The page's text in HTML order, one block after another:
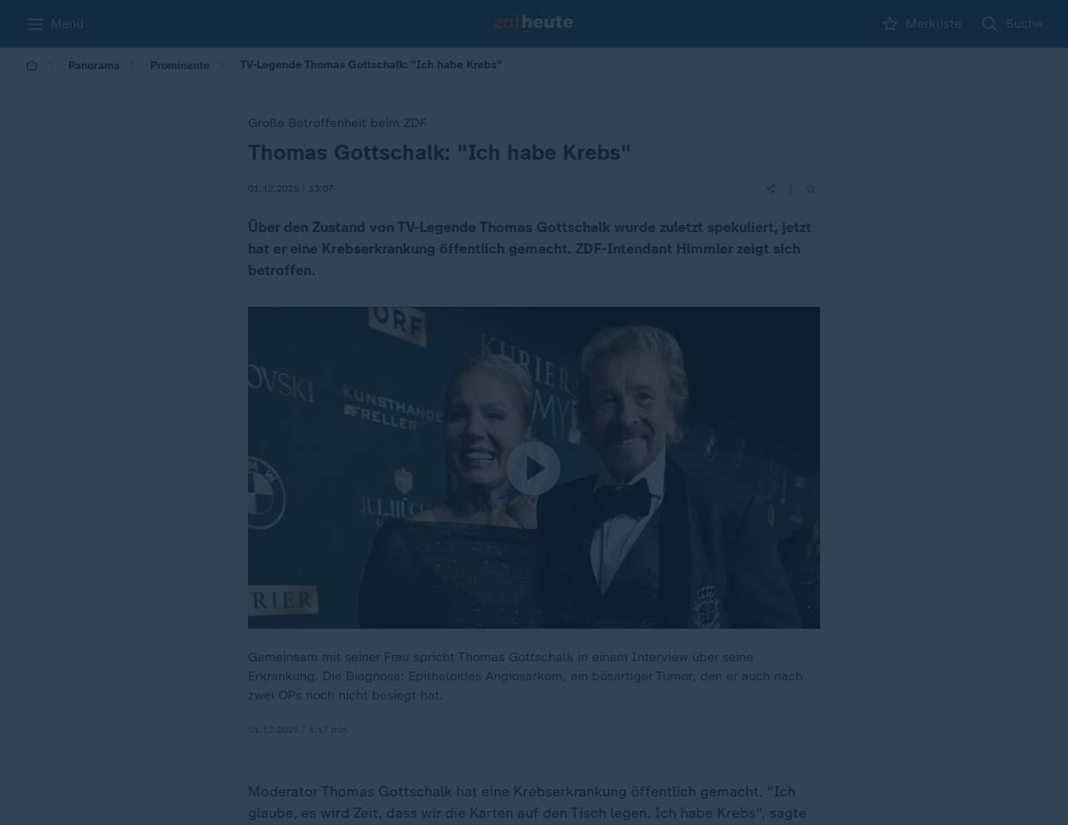
Menü Merkliste Suche
Panorama Prominente TV-Legende Thomas Gottschalk: "Ich habe Krebs"
Große Betroffenheit beim ZDF
:
Thomas Gottschalk: "Ich habe Krebs"
01.12.2025 | 13:07
Über den Zustand von TV-Legende Thomas Gottschalk wurde zuletzt spekuliert, jetzt
hat er eine Krebserkrankung öffentlich gemacht. ZDF-Intendant Himmler zeigt sich
betroffen.
Gemeinsam mit seiner Frau spricht Thomas Gottschalk in einem Interview über seine
Erkrankung. Die Diagnose: Epitheloides Angiosarkom, ein bösartiger Tumor, den er auch nach
zwei OPs noch nicht besiegt hat.
Moderator Thomas Gottschalk hat eine Krebserkrankung öffentlich gemacht. "Ich
glaube, es wird Zeit, dass wir die Karten auf den Tisch legen. Ich habe Krebs", sagte